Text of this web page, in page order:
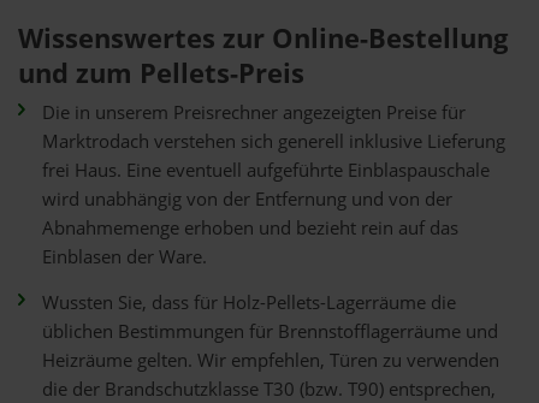
Wissenswertes zur Online-Bestellung
und zum Pellets-Preis
Die in unserem Preisrechner angezeigten Preise für
Marktrodach verstehen sich generell inklusive Lieferung
frei Haus. Eine eventuell aufgeführte Einblaspauschale
wird unabhängig von der Entfernung und von der
Abnahmemenge erhoben und bezieht rein auf das
Einblasen der Ware.
Wussten Sie, dass für Holz-Pellets-Lagerräume die
üblichen Bestimmungen für Brennstofflagerräume und
Heizräume gelten. Wir empfehlen, Türen zu verwenden
die der Brandschutzklasse T30 (bzw. T90) entsprechen,